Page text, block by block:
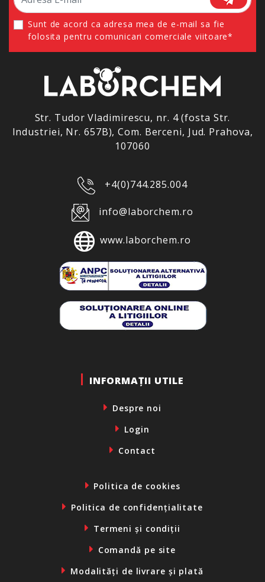
Sunt de acord ca adresa mea de e-mail sa fie
folosita pentru comunicari comerciale viitoare*
Str. Tudor Vladimirescu, nr. 4 (fosta Str.
Industriei, Nr. 657B), Com. Berceni, Jud. Prahova,
107060
+4(0)744.285.004
info@laborchem.ro
www.laborchem.ro
INFORMAȚII UTILE
Despre noi
Login
Contact
Politica de cookies
Politica de confidențialitate
Termeni și condiții
Comandă pe site
Modalități de livrare și plată